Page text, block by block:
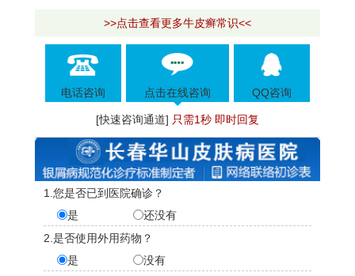
>>点击查看更多牛皮癣常识<<
电话咨询 点击在线咨询 QQ咨询
[快速咨询通道] 只需1秒 即时回复
1.您是否已到医院确诊？
是
还没有
2.是否使用外用药物？
是
没有